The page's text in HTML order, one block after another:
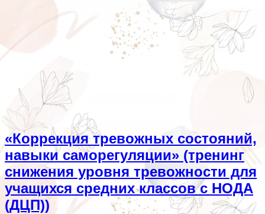
«Коррекция тревожных состояний,
навыки саморегуляции» (тренинг
снижения уровня тревожности для
учащихся средних классов с НОДА
(ДЦП))